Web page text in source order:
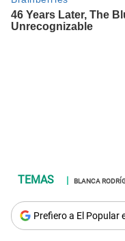
BLANCA
Prefiero a El Popular